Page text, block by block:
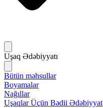
Uşaq Ədəbiyyatı
Bütün məhsullar
Boyamalar
Nağıllar
Uşaqlar Üçün Bədii Ədəbiyyat